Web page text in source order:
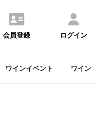
会員登録 ログイン
ワインイベント ワイン